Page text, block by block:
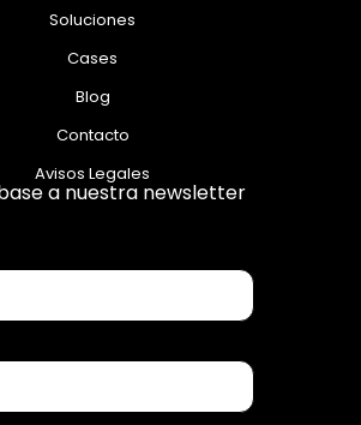
Soluciones
Cases
Blog
Contacto
Avisos Legales
a nuestra newsletter